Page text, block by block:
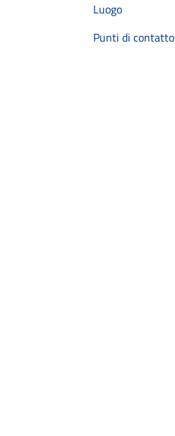
Luogo
Punti di contatto